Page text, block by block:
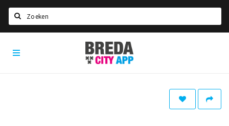
Home
Breda
City
App